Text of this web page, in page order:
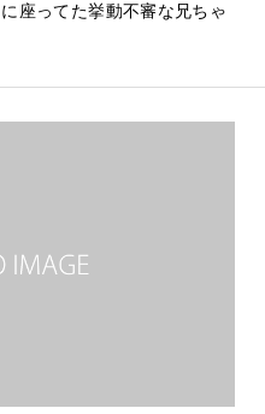
座ってた挙動不審な兄ちゃ